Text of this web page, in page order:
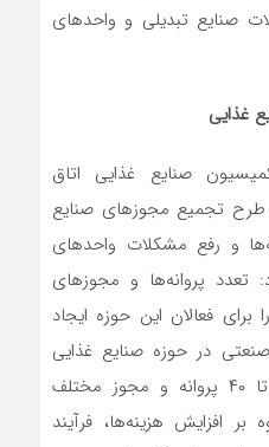
صنایع تبدیلی و واحدهای
غذایی
صنایع غذایی اتاق
طرح تجمیع مجوزهای صنایع
و رفع مشکلات واحدهای
تعدد پروانه‌ها و مجوزهای
فعالان این حوزه ایجاد
در حوزه صنایع غذایی
هم‌اکنون دارای بیش از ۳۰ تا ۴۰ پروانه و مجوز مختلف
افزایش هزینه‌ها، فرآیند